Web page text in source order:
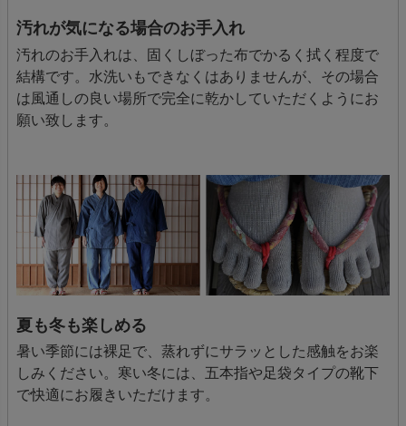
汚れが気になる場合のお手入れ
汚れのお手入れは、固くしぼった布でかるく拭く程度で
結構です。水洗いもできなくはありませんが、その場合
は風通しの良い場所で完全に乾かしていただくようにお
願い致します。
夏も冬も楽しめる
暑い季節には裸足で、蒸れずにサラッとした感触をお楽
しみください。寒い冬には、五本指や足袋タイプの靴下
で快適にお履きいただけます。